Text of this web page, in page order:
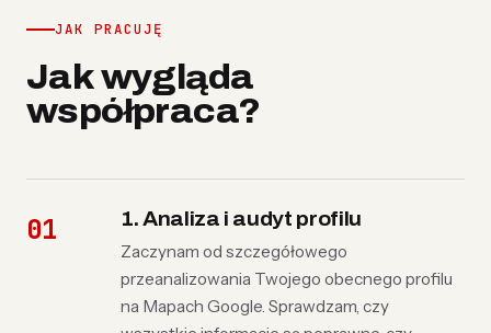
JAK PRACUJĘ
Jak wygląda
współpraca?
1. Analiza i audyt profilu
Zaczynam od szczegółowego
przeanalizowania Twojego obecnego profilu
na Mapach Google. Sprawdzam, czy